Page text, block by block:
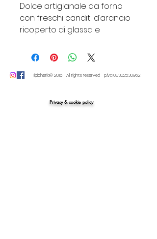
Dolce artigianale da forno
con freschi canditi d’arancio
ricoperto di glassa e
mano.
1000 gr.
Tipicheria© 2016 - All rights reserved - p.iva08302530962
Privacy & cookie policy